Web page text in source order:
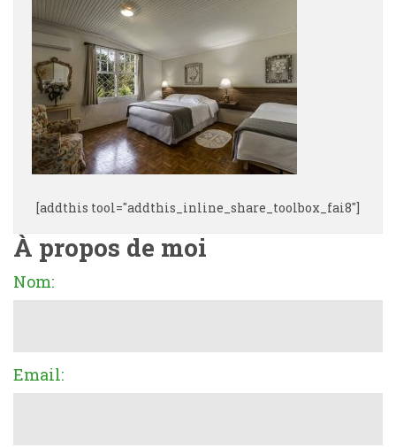
[addthis tool="addthis_inline_share_toolbox_fai8"]
À propos de moi
Nom:
Email: